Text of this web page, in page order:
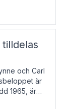
och Carl
är
1965, är
i antikens